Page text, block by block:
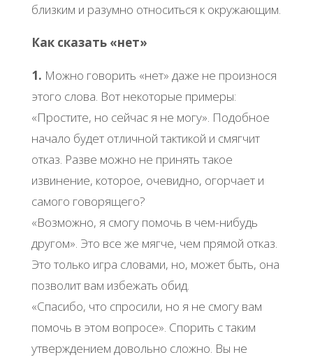
близким и разумно относиться к окружающим.
Как сказать «нет»
1. Можно говорить «нет» даже не произнося
этого слова. Вот некоторые примеры:
«Простите, но сейчас я не могу». Подобное
начало будет отличной тактикой и смягчит
отказ. Разве можно не принять такое
извинение, которое, очевидно, огорчает и
самого говорящего?
«Возможно, я смогу помочь в чем-нибудь
другом». Это все же мягче, чем прямой отказ.
Это только игра словами, но, может быть, она
позволит вам избежать обид.
«Спасибо, что спросили, но я не смогу вам
помочь в этом вопросе». Спорить с таким
утверждением довольно сложно. Вы не